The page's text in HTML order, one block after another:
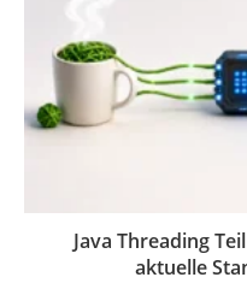
Java Threading
aktuelle